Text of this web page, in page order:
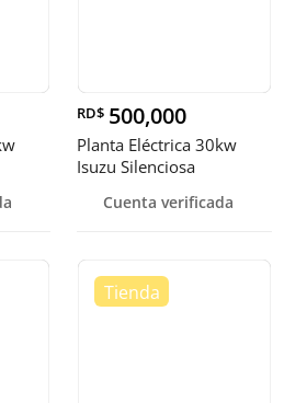
RD$ 500,000
Planta Eléctrica 30kw
Isuzu Silenciosa
Cuenta verificada